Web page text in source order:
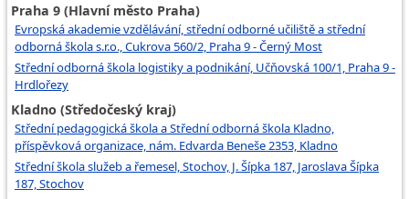
Praha 9 (Hlavní město Praha)
Evropská akademie vzdělávání, střední odborné učiliště a střední
odborná škola s.r.o., Cukrova 560/2, Praha 9 - Černý Most
Střední odborná škola logistiky a podnikání, Učňovská 100/1, Praha 9 -
Hrdlořezy
Kladno (Středočeský kraj)
Střední pedagogická škola a Střední odborná škola Kladno,
příspěvková organizace, nám. Edvarda Beneše 2353, Kladno
Střední škola služeb a řemesel, Stochov, J. Šípka 187, Jaroslava Šípka
187, Stochov